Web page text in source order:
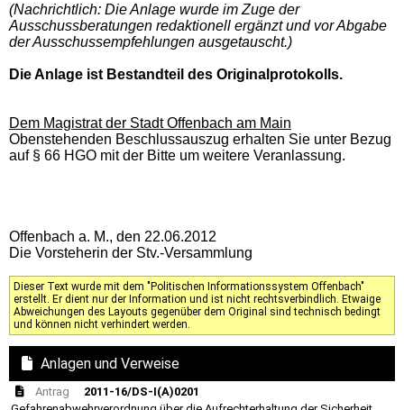
(Nachrichtlich: Die Anlage wurde im Zuge der
Ausschussberatungen redaktionell ergänzt und vor Abgabe
der Ausschussempfehlungen ausgetauscht.)
Die Anlage ist Bestandteil des Originalprotokolls.
Dem Magistrat der Stadt Offenbach am Main
Obenstehenden Beschlussauszug erhalten Sie unter Bezug
auf § 66 HGO mit der Bitte um weitere Veranlassung.
Offenbach a. M., den 22.06.2012
Die Vorsteherin der Stv.-Versammlung
Dieser Text wurde mit dem "Politischen Informationssystem Offenbach"
erstellt. Er dient nur der Information und ist nicht rechtsverbindlich. Etwaige
Abweichungen des Layouts gegenüber dem Original sind technisch bedingt
und können nicht verhindert werden.
Anlagen und Verweise
Antrag
2011-16/DS-I(A)0201